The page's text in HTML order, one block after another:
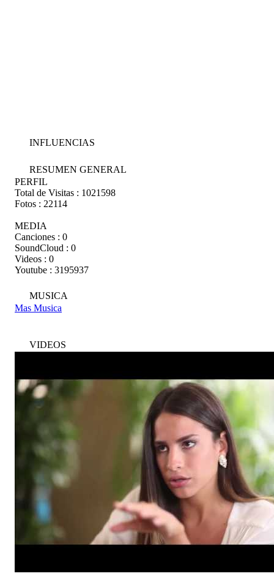
INFLUENCIAS
RESUMEN GENERAL
PERFIL
Total de Visitas : 1021598
Fotos : 22114
MEDIA
Canciones : 0
SoundCloud : 0
Videos : 0
Youtube : 3195937
MUSICA
Mas Musica
VIDEOS